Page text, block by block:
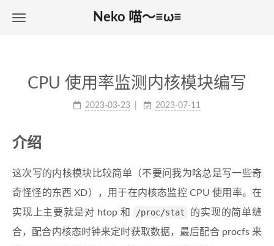
Neko 喵～≡ω≡
CPU 使用率监测内核模块编写
2023-03-23 2023-07-11
介绍
这次写的内核模块比较简单（不要问我为啥总是写一些奇
奇怪怪的东西 XD），用于在内核态监控 CPU 使用率。在
实现上主要就是对 htop 和
/proc/stat
的实现的简单缝
合，配合内核态时钟来定时获取数据，最后配合 procfs 来